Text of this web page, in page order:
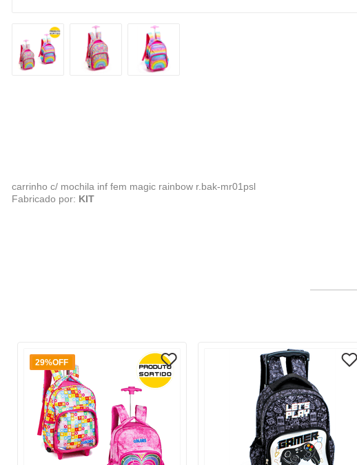
carrinho c/ mochila inf fem magic rainbow r.bak-mr01psl
Fabricado por: KIT
29%OFF